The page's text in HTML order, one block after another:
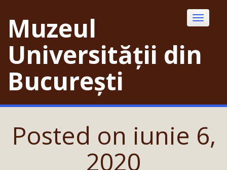
contentMuzeul
Universității din
București
Toggle
Posted on iunie 6,
2020